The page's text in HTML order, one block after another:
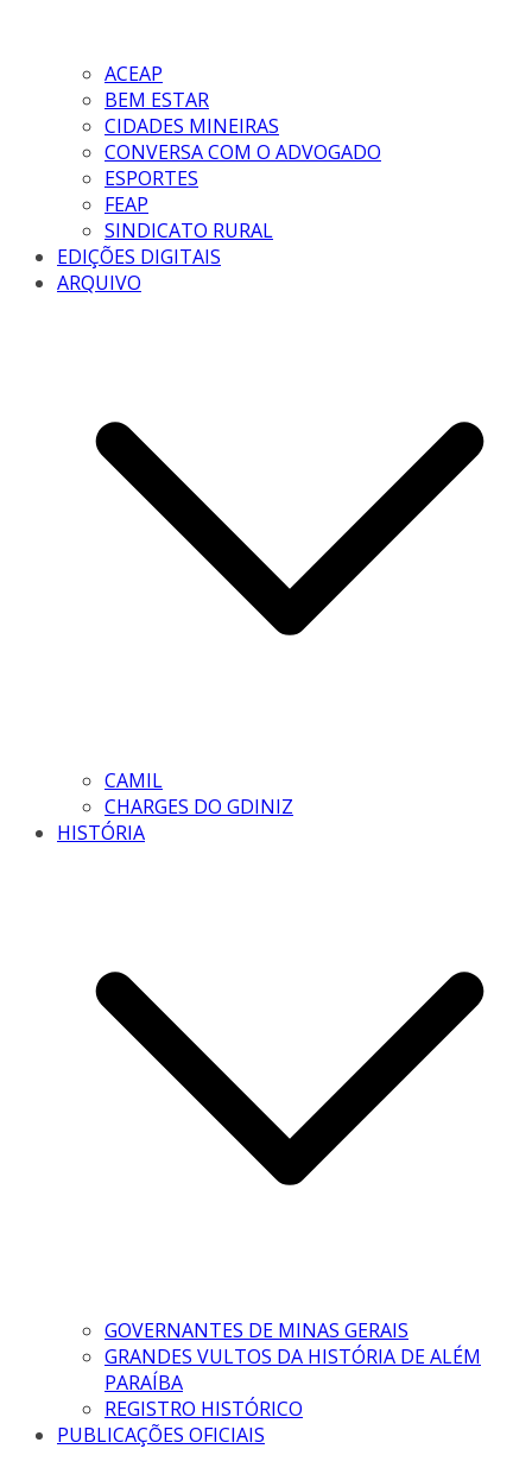
ACEAP
BEM ESTAR
CIDADES MINEIRAS
CONVERSA COM O ADVOGADO
ESPORTES
FEAP
SINDICATO RURAL
EDIÇÕES DIGITAIS
ARQUIVO
CAMIL
CHARGES DO GDINIZ
HISTÓRIA
GOVERNANTES DE MINAS GERAIS
GRANDES VULTOS DA HISTÓRIA DE ALÉM
PARAÍBA
REGISTRO HISTÓRICO
PUBLICAÇÕES OFICIAIS